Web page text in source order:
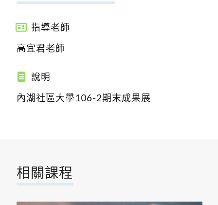
指導老師
高宜君老師
說明
內湖社區大學106-2期末成果展
相關課程